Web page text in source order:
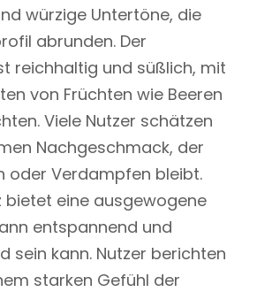
würzige Untertöne, die
abrunden. Der
reichhaltig und süßlich, mit
von Früchten wie Beeren
Viele Nutzer schätzen
Nachgeschmack, der
oder Verdampfen bleibt.
bietet eine ausgewogene
entspannend und
sein kann. Nutzer berichten
starken Gefühl der